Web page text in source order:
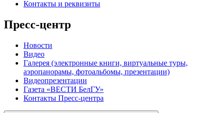
Контакты и реквизиты
Пресс-центр
Новости
Видео
Галерея (электронные книги, виртуальные туры,
аэропанорамы, фотоальбомы, презентации)
Видеопрезентации
Газета «ВЕСТИ БелГУ»
Контакты Пресс-центра